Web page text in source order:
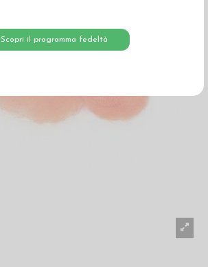
Scopri il programma fedeltà